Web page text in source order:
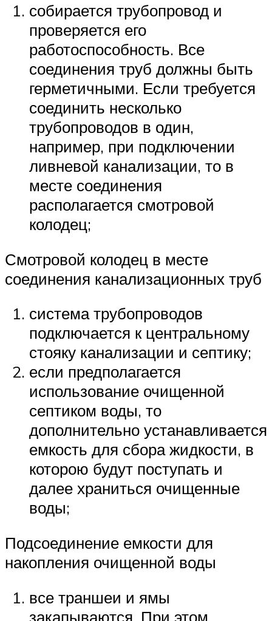
собирается трубопровод и
проверяется его
работоспособность. Все
соединения труб должны быть
герметичными. Если требуется
соединить несколько
трубопроводов в один,
например, при подключении
ливневой канализации, то в
месте соединения
располагается смотровой
колодец;
Смотровой колодец в месте
соединения канализационных труб
система трубопроводов
подключается к центральному
стояку канализации и септику;
если предполагается
использование очищенной
септиком воды, то
дополнительно устанавливается
емкость для сбора жидкости, в
которою будут поступать и
далее храниться очищенные
воды;
Подсоединение емкости для
накопления очищенной воды
все траншеи и ямы
закапываются. При этом